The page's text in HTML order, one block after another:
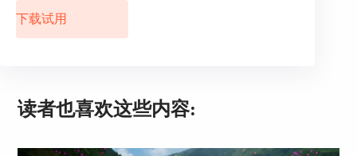
步骤五：应用特效效果
在特效库中选择您喜欢的特效效果，然后将其拖拽
下载试用
读者也喜欢这些内容: